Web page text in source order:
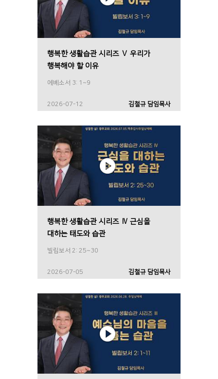
행복한 생활습관 시리즈 Ⅴ 우리가
행복해야 할 이유
에베소서 3: 1~9
2026-07-12 김철규 담임목사
행복한 생활습관 시리즈 Ⅳ 근심을
대하는 태도와 습관
빌립보서 2: 25~30
2026-07-05 김철규 담임목사